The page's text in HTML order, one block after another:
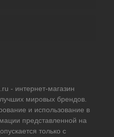
- интернет-магазин
мировых брендов.
и использование в
представленной на
только с